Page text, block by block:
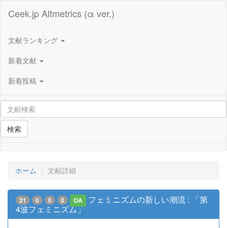
Ceek.jp Altmetrics (α ver.)
文献ランキング
新着文献
新着投稿
検索
ホーム 文献詳細
21 0 0 0 OA
フェミニズムの新しい潮流 : 「第
4波フェミニズム」